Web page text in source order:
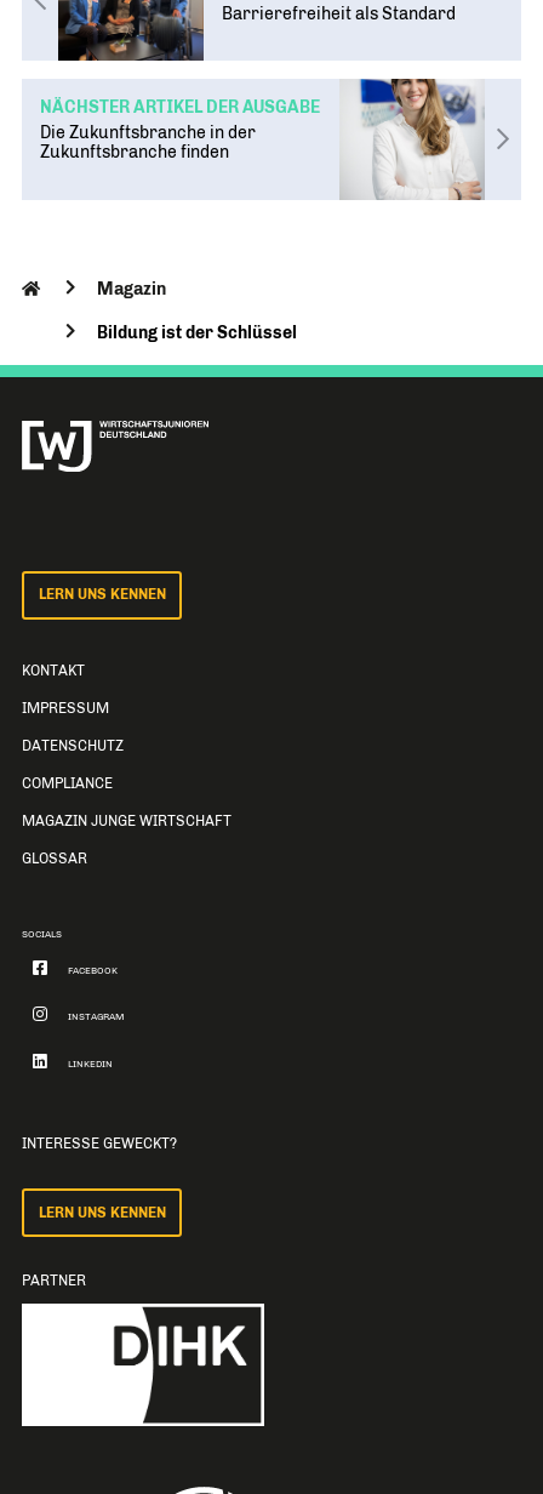
Barrierefreiheit als Standard
NÄCHSTER ARTIKEL DER AUSGABE
Die Zukunftsbranche in der
Zukunftsbranche finden
Magazin
Bildung ist der Schlüssel
LERN UNS KENNEN
KONTAKT
IMPRESSUM
DATENSCHUTZ
COMPLIANCE
MAGAZIN JUNGE WIRTSCHAFT
GLOSSAR
SOCIALS
FACEBOOK
INSTAGRAM
LINKEDIN
INTERESSE GEWECKT?
LERN UNS KENNEN
PARTNER